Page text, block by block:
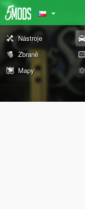
Nástroje
Zbraně
Mapy